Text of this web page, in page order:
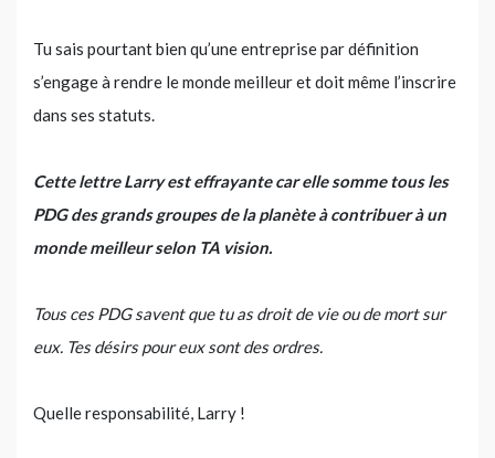
Tu sais pourtant bien qu’une entreprise par définition
s’engage à rendre le monde meilleur et doit même l’inscrire
dans ses statuts.
Cette lettre Larry est effrayante car elle somme tous les
PDG des grands groupes de la planète à contribuer à un
monde meilleur selon TA vision.
Tous ces PDG savent que tu as droit de vie ou de mort sur
eux. Tes désirs pour eux sont des ordres.
Quelle responsabilité, Larry !